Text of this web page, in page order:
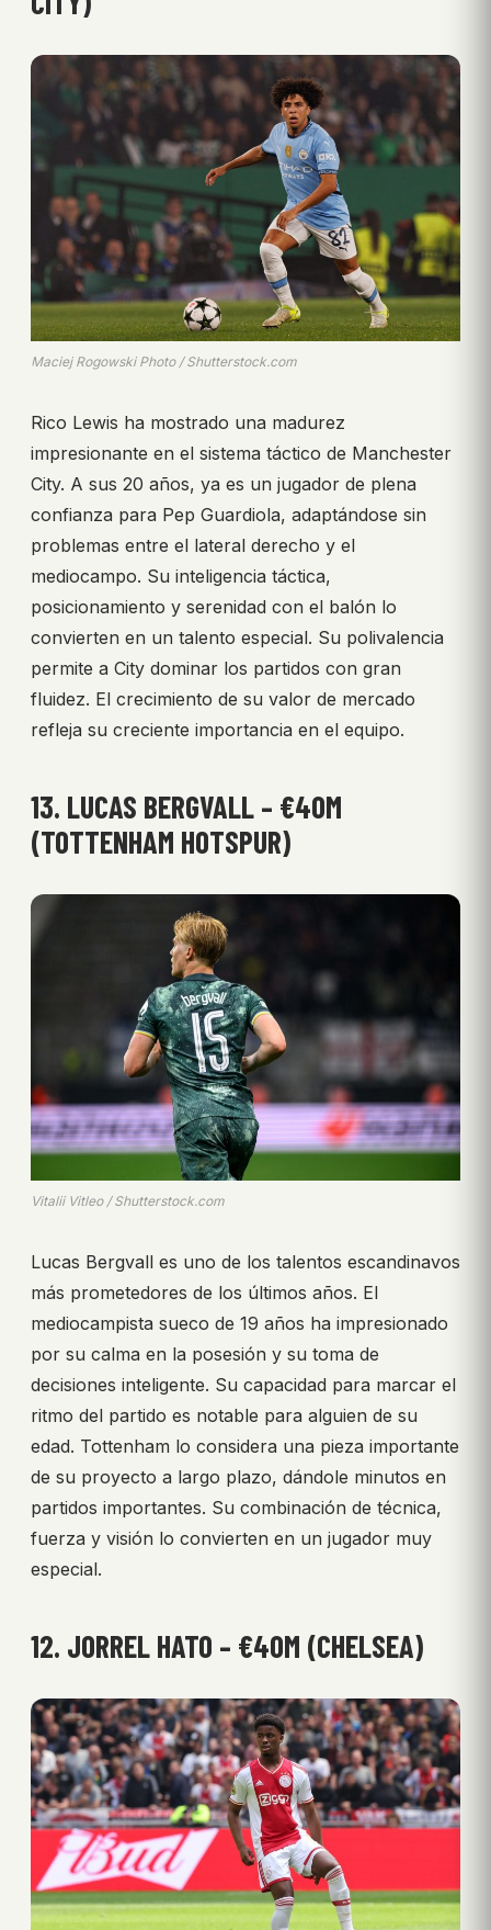
Maciej Rogowski Photo / Shutterstock.com
Rico Lewis ha mostrado una madurez
impresionante en el sistema táctico de Manchester
City. A sus 20 años, ya es un jugador de plena
confianza para Pep Guardiola, adaptándose sin
problemas entre el lateral derecho y el
mediocampo. Su inteligencia táctica,
posicionamiento y serenidad con el balón lo
convierten en un talento especial. Su polivalencia
permite a City dominar los partidos con gran
fluidez. El crecimiento de su valor de mercado
refleja su creciente importancia en el equipo.
13. LUCAS BERGVALL – €40M
(TOTTENHAM HOTSPUR)
Vitalii Vitleo / Shutterstock.com
Lucas Bergvall es uno de los talentos escandinavos
más prometedores de los últimos años. El
mediocampista sueco de 19 años ha impresionado
por su calma en la posesión y su toma de
decisiones inteligente. Su capacidad para marcar el
ritmo del partido es notable para alguien de su
edad. Tottenham lo considera una pieza importante
de su proyecto a largo plazo, dándole minutos en
partidos importantes. Su combinación de técnica,
fuerza y visión lo convierten en un jugador muy
especial.
12. JORREL HATO – €40M (CHELSEA)